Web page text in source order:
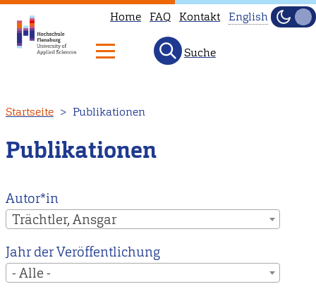
zum
Inhalt
Home FAQ Kontakt
to
our
main
English
Hell
Suche
Startseite Publikationen
Publikationen
Autor*in
Trächtler, Ansgar
Jahr der Veröffentlichung
- Alle -